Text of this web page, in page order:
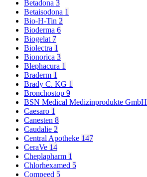
Betadona 3
Betaisodona 1
Bio-H-Tin 2
Bioderma 6
Biogelat 7
Biolectra 1
Bionorica 3
Blephacura 1
Braderm 1
Brady C. KG 1
Bronchostop 9
BSN Medical Medizinprodukte GmbH
Caesaro 1
Canesten 8
Caudalie 2
Central Apotheke 147
CeraVe 14
Cheplapharm 1
Chlorhexamed 5
Compeed 5